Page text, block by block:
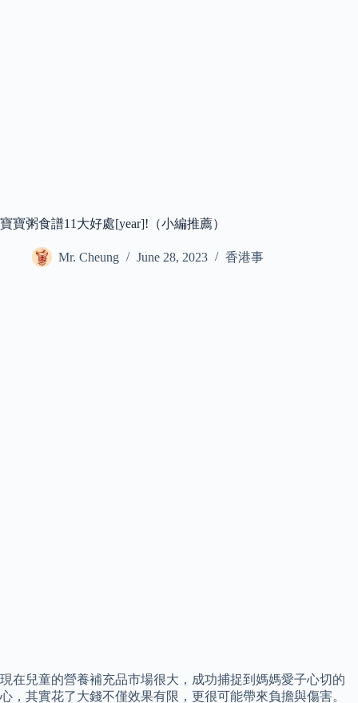
寶寶粥食譜11大好處[year]!（小編推薦）
Mr. Cheung June 28, 2023 香港事
現在兒童的營養補充品市場很大，成功捕捉到媽媽愛子心切的
心，其實花了大錢不僅效果有限，更很可能帶來負擔與傷害。